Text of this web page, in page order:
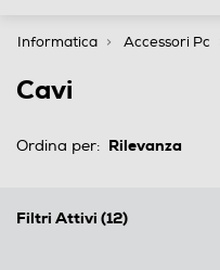
Informatica Accessori Pc
Cavi
Ordina per:
Filtri Attivi (12)